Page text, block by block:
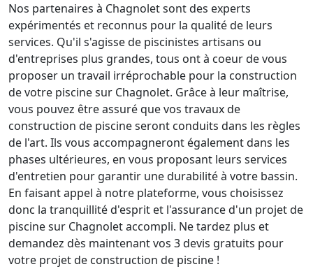
Nos partenaires à Chagnolet sont des experts
expérimentés et reconnus pour la qualité de leurs
services. Qu'il s'agisse de piscinistes artisans ou
d'entreprises plus grandes, tous ont à coeur de vous
proposer un travail irréprochable pour la construction
de votre piscine sur Chagnolet. Grâce à leur maîtrise,
vous pouvez être assuré que vos travaux de
construction de piscine seront conduits dans les règles
de l'art. Ils vous accompagneront également dans les
phases ultérieures, en vous proposant leurs services
d'entretien pour garantir une durabilité à votre bassin.
En faisant appel à notre plateforme, vous choisissez
donc la tranquillité d'esprit et l'assurance d'un projet de
piscine sur Chagnolet accompli. Ne tardez plus et
demandez dès maintenant vos 3 devis gratuits pour
votre projet de construction de piscine !